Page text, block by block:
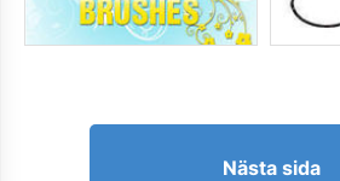
Nästa sida